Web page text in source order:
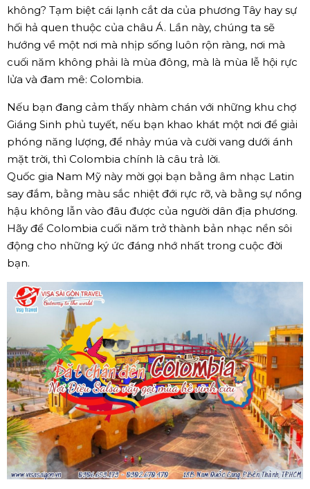
không? Tạm biệt cái lạnh cắt da của phương Tây hay sự
hối hả quen thuộc của châu Á. Lần này, chúng ta sẽ
hướng về một nơi mà nhịp sống luôn rộn ràng, nơi mà
cuối năm không phải là mùa đông, mà là mùa lễ hội rực
lửa và đam mê: Colombia.
Nếu bạn đang cảm thấy nhàm chán với những khu chợ
Giáng Sinh phủ tuyết, nếu bạn khao khát một nơi để giải
phóng năng lượng, để nhảy múa và cười vang dưới ánh
mặt trời, thì Colombia chính là câu trả lời.
Quốc gia Nam Mỹ này mời gọi bạn bằng âm nhạc Latin
say đắm, bằng màu sắc nhiệt đới rực rỡ, và bằng sự nồng
hậu không lẫn vào đâu được của người dân địa phương.
Hãy để Colombia cuối năm trở thành bản nhạc nền sôi
động cho những ký ức đáng nhớ nhất trong cuộc đời
bạn.